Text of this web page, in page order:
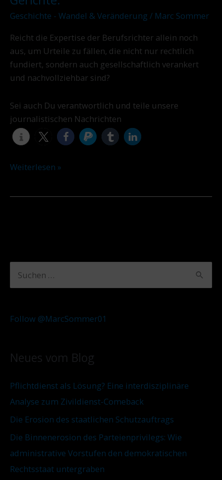
Geschichte - Wandel & Veränderung / Marc Sommer
Reicht die Expertise der Berufsrichter allein noch
aus, um Urteile zu fällen, die nicht nur rechtlich
fundiert, sondern auch gesellschaftlich verankert
und nachvollziehbar sind?
Sei auch Du verantwortlich und teile unsere
journalistischen Nachrichten
Weiterlesen »
h
n
a
c
h
Follow @MarcSommer01
Neues vom Blog
Pflichtdienst als Lösung? Eine interdisziplinäre
Analyse zum Zivildienst-Comeback
Die Erosion des staatlichen Schutzauftrags
Die Binnenerosion des Parteienprivilegs: Wie
administrative Vorstufen den demokratischen
Rechtsstaat untergraben
r
h
a
e
r
i
e